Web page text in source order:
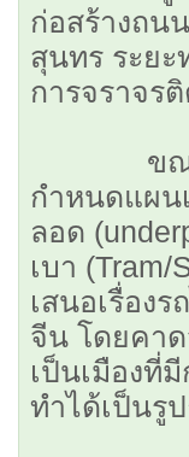
ก่อสร้างถน
สุนทร ระยะ
การจราจร
ขณะที่
กำหนดแผน
ลอด
เบา
เสนอเรื่อง
จีน โดยคาด
เป็นเมืองที่
ทำได้เป็นรู